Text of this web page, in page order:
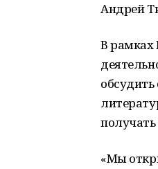
Андрей
В рамках
«Мы